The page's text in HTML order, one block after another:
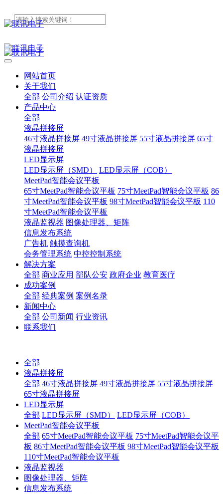
网站首页
关于我们
全部 公司介绍 认证资质
产品中心
全部
液晶拼接屏
46寸液晶拼接屏 49寸液晶拼接屏 55寸液晶拼接屏 65寸
液晶拼接屏
LED显示屏
LED显示屏（SMD）
LED显示屏（COB）
MeetPad智能会议平板
65寸MeetPad智能会议平板 75寸MeetPad智能会议平板 86
寸MeetPad智能会议平板 98寸MeetPad智能会议平板 110
寸MeetPad智能会议平板
液晶监视器 图像处理器、矩阵
信息发布系统
广告机 触摸查询机
会务管理系统 中控控制系统
解决方案
全部 商业应用 部队公安 政府企业 教育医疗
成功案例
全部 经典案例 案例名录
新闻中心
全部 公司新闻 行业资讯
联系我们
全部
液晶拼接屏
全部 46寸液晶拼接屏 49寸液晶拼接屏 55寸液晶拼接屏
65寸液晶拼接屏
LED显示屏
全部 LED显示屏（SMD）
LED显示屏（COB）
MeetPad智能会议平板
全部 65寸MeetPad智能会议平板 75寸MeetPad智能会议平
板 86寸MeetPad智能会议平板 98寸MeetPad智能会议平板
110寸MeetPad智能会议平板
液晶监视器
图像处理器、矩阵
信息发布系统